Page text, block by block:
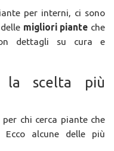
per interni, ci sono
migliori piante che
dettagli su cura e
la scelta più
chi cerca piante che
Ecco alcune delle più